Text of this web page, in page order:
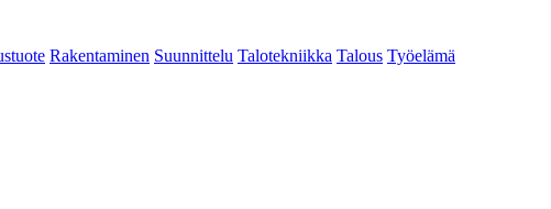
Rakentaminen Suunnittelu Talotekniikka Talous Työelämä